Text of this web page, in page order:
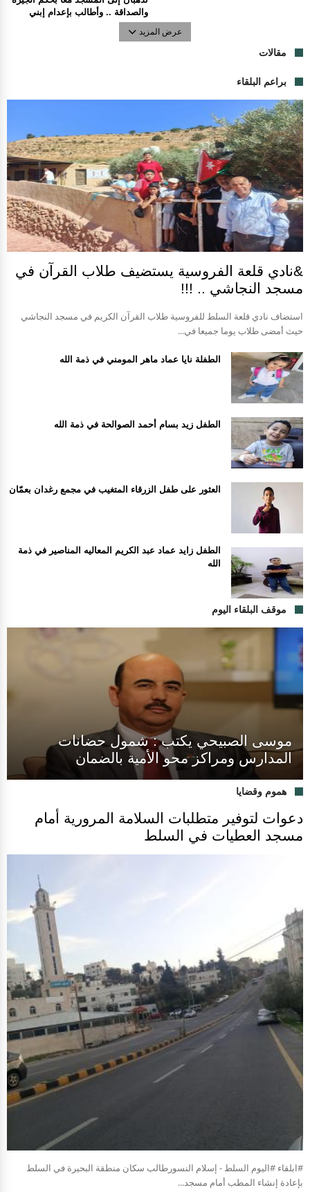
والصداقة .. وأطالب بإعدام إبني
عرض المزيد
مقالات
براعم البلقاء
&نادي قلعة الفروسية يستضيف طلاب القرآن في
مسجد النجاشي .. !!!
استضاف نادي قلعة السلط للفروسية طلاب القرآن الكريم في مسجد النجاشي
حيث أمضى طلاب يوما جميعا في...
الطفلة نايا عماد ماهر المومني في ذمة الله
الطفل زيد بسام أحمد الصوالحة في ذمة الله
العثور على طفل الزرقاء المتغيب في مجمع رغدان بعمّان
الطفل زايد عماد عبد الكريم المعاليه المناصير في ذمة
الله
موقف البلقاء اليوم
موسى الصبيحي يكتب : شمول حضانات
المدارس ومراكز محو الأمية بالضمان
هموم وقضايا
دعوات لتوفير متطلبات السلامة المرورية أمام
مسجد العطيات في السلط
#ابلقاء #اليوم السلط - إسلام النسورطالب سكان منطقة البحيرة في السلط
بإعادة إنشاء المطب أمام مسجد...